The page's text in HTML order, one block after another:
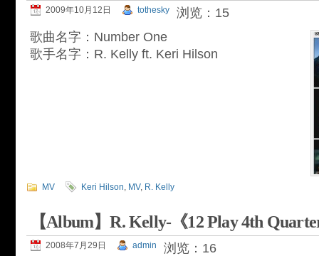
2009年10月12日 tothesky
浏览：15
歌曲名字：Number One
歌手名字：R. Kelly ft. Keri Hilson
MV Keri Hilson, MV, R. Kelly
【Album】R. Kelly-《12 Play 4th
2008年7月29日 admin
浏览：16